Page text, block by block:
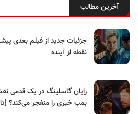
آخرین مطالب
جزئیات جدید از فیلم بعدی
نقطه از آینده
رایان گاسلینگ در یک قدمی
بمب خبری را منفجر می‌کند؟